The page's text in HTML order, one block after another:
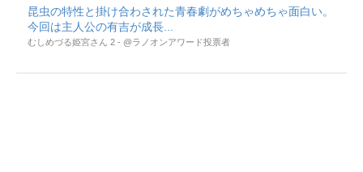
昆虫の特性と掛け合わされた青春劇がめちゃめちゃ面白い。
今回は主人公の有吉が成長...
むしめづる姫宮さん 2 - @ラノオンアワード投票者